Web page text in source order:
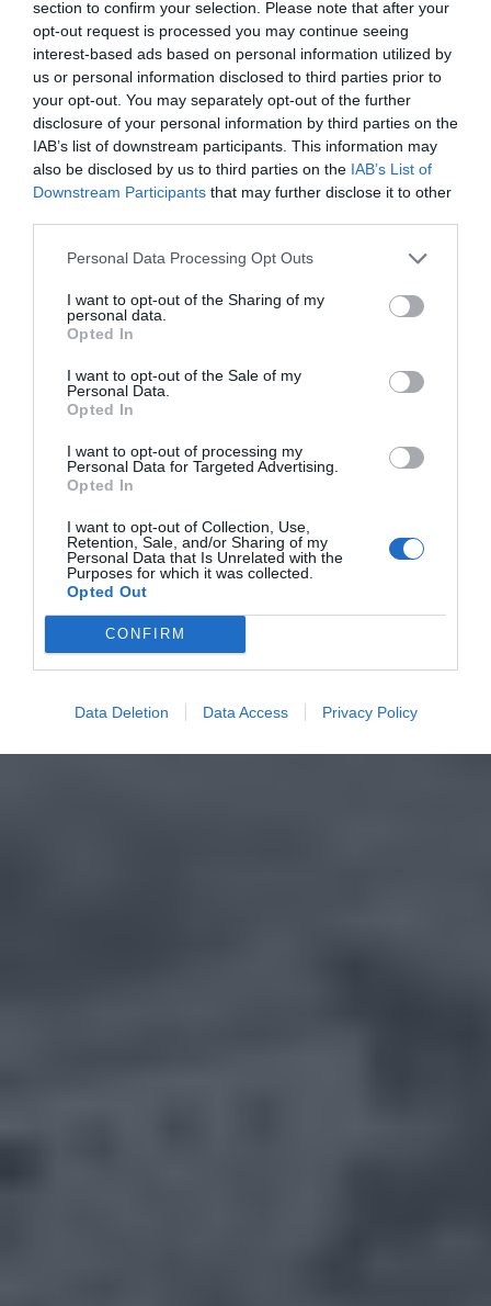
section to confirm your selection. Please note that after your
opt-out request is processed you may continue seeing
interest-based ads based on personal information utilized by
us or personal information disclosed to third parties prior to
your opt-out. You may separately opt-out of the further
disclosure of your personal information by third parties on the
IAB’s list of downstream participants. This information may
also be disclosed by us to third parties on the IAB’s List of
Downstream Participants that may further disclose it to other
Personal Data Processing Opt Outs
I want to opt-out of the Sharing of my
personal data.
Opted In
I want to opt-out of the Sale of my
Personal Data.
Opted In
I want to opt-out of processing my
Personal Data for Targeted Advertising.
Opted In
I want to opt-out of Collection, Use,
Retention, Sale, and/or Sharing of my
Personal Data that Is Unrelated with the
Purposes for which it was collected.
Opted Out
CONFIRM
Data Deletion Data Access Privacy Policy